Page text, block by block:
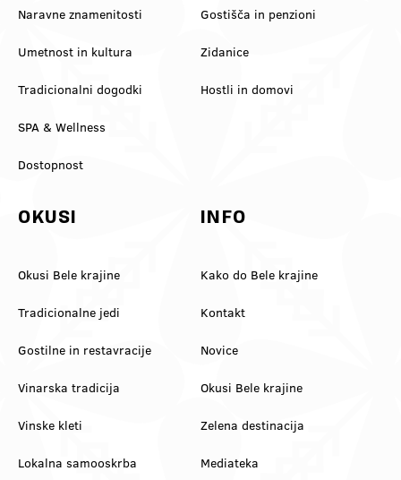
Naravne znamenitosti
Umetnost in kultura
Tradicionalni dogodki
SPA & Wellness
Dostopnost
Gostišča in penzioni
Zidanice
Hostli in domovi
OKUSI
Okusi Bele krajine
Tradicionalne jedi
Gostilne in restavracije
Vinarska tradicija
Vinske kleti
Lokalna samooskrba
INFO
Kako do Bele krajine
Kontakt
Novice
Okusi Bele krajine
Zelena destinacija
Mediateka